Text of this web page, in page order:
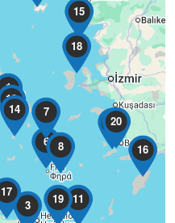
1
2
3
5
6
7
8
10
11
14
15
16
17
18
19
20